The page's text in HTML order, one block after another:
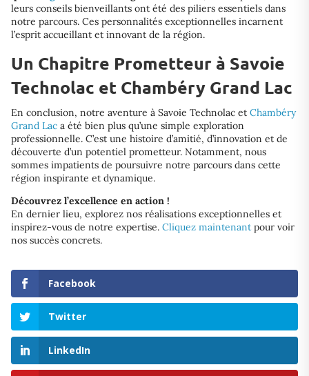
leurs conseils bienveillants ont été des piliers essentiels dans
notre parcours. Ces personnalités exceptionnelles incarnent
l’esprit accueillant et innovant de la région.
Un Chapitre Prometteur à Savoie
Technolac et Chambéry Grand Lac
En conclusion, notre aventure à Savoie Technolac et Chambéry
Grand Laca été bien plus qu’une simple exploration
professionnelle. C’est une histoire d’amitié, d’innovation et de
découverte d’un potentiel prometteur. Notamment, nous
sommes impatients de poursuivre notre parcours dans cette
région inspirante et dynamique.
Découvrez l’excellence en action !
En dernier lieu, explorez nos réalisations exceptionnelles et
inspirez-vous de notre expertise. Cliquez maintenantpour voir
nos succès concrets.
Facebook
Twitter
LinkedIn